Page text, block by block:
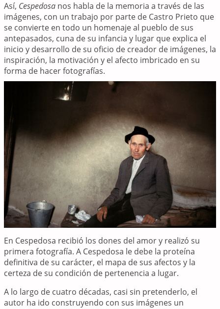
Así, Cespedosa nos habla de la memoria a través de las
imágenes, con un trabajo por parte de Castro Prieto que
se convierte en todo un homenaje al pueblo de sus
antepasados, cuna de su infancia y lugar que explica el
inicio y desarrollo de su oficio de creador de imágenes, la
inspiración, la motivación y el afecto imbricado en su
forma de hacer fotografías.
En Cespedosa recibió los dones del amor y realizó su
primera fotografía. A Cespedosa le debe la proteína
definitiva de su carácter, el mapa de sus afectos y la
certeza de su condición de pertenencia a lugar.
A lo largo de cuatro décadas, casi sin pretenderlo, el
autor ha ido construyendo con sus imágenes un